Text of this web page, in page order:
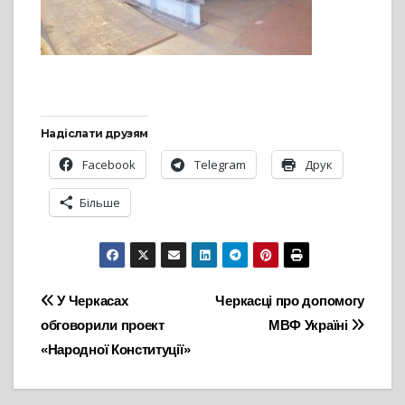
Надіслати друзям
Facebook Telegram Друк
Більше
Навігація
записів
Черкасці про допомогу
МВФ Україні
У Черкасах
обговорили проект
«Народної Конституції»